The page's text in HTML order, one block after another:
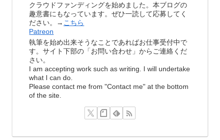
クラウドファンディングを始めました。本ブログの
趣意書にもなっています。ぜひ一読して応募してく
ださい。→ こちら
Patreon
執筆を始め出来そうなことであればお仕事受付中で
す。サイト下部の「お問い合わせ」からご連絡くだ
さい。
I am accepting work such as writing. I will undertake
what I can do.
Please contact me from "Contact me" at the bottom
of the site.